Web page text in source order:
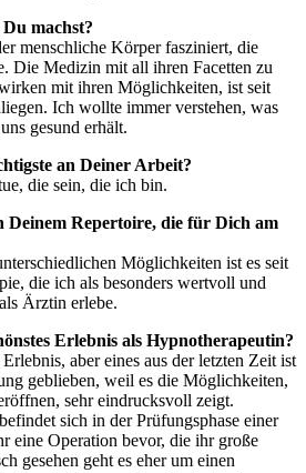
machst?
menschliche Körper fasziniert, die
Die Medizin mit all ihren Facetten zu
mit ihren Möglichkeiten, ist seit
Ich wollte immer verstehen, was
gesund erhält.
an Deiner Arbeit?
die sein, die ich bin.
Deinem Repertoire, die für Dich am
Möglichkeiten ist es seit
die ich als besonders wertvoll und
Ärztin erlebe.
Erlebnis als Hypnotherapeutin?
Erlebnis, aber eines aus der letzten Zeit ist
geblieben, weil es die Möglichkeiten,
sehr eindrucksvoll zeigt.
sich in der Prüfungsphase einer
eine Operation bevor, die ihr große
gesehen geht es eher um einen